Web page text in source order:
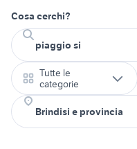
Cosa cerchi?
Tutte le
categorie